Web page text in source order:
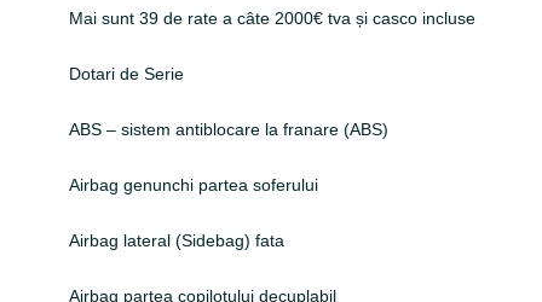
Mai sunt 39 de rate a câte 2000€ tva și casco incluse
Dotari de Serie
ABS – sistem antiblocare la franare (ABS)
Airbag genunchi partea soferului
Airbag lateral (Sidebag) fata
Airbag partea copilotului decuplabil